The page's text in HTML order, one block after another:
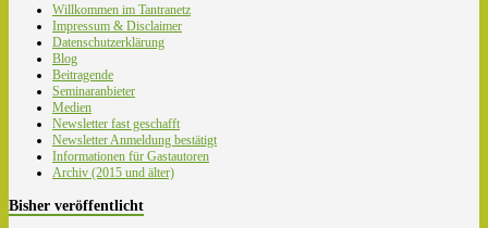
Willkommen im Tantranetz
Impressum & Disclaimer
Datenschutzerklärung
Blog
Beitragende
Seminaranbieter
Medien
Newsletter fast geschafft
Newsletter Anmeldung bestätigt
Informationen für Gastautoren
Archiv (2015 und älter)
Bisher veröffentlicht